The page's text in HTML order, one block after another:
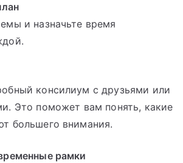
и назначьте время
консилиум с друзьями или
Это поможет вам понять, какие
большего внимания.
рамки